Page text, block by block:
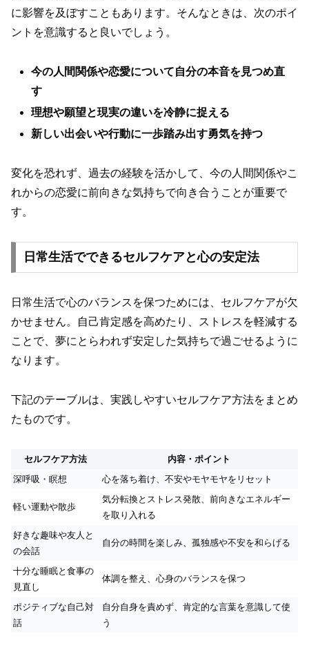
に影響を及ぼすこともあります。そんなときは、次のポイ
ントを意識すると良いでしょう。
今の人間関係や恋愛について自分の本音を見つめ直
す
理想や願望と現実の違いを冷静に捉える
新しい出会いや行動に一歩踏み出す勇気を持つ
変化を恐れず、過去の経験を活かして、今の人間関係やこ
れからの恋愛に前向きな気持ちで向き合うことが重要で
す。
日常生活でできるセルフケアと心の安定法
日常生活で心のバランスを保つためには、セルフケアが欠
かせません。自己肯定感を高めたり、ストレスを軽減する
ことで、夢にとらわれず安定した気持ちで過ごせるように
なります。
下記のテーブルは、実践しやすいセルフケア方法をまとめ
たものです。
セルフケア方法
内容・ポイント
深呼吸・瞑想
心を落ち着け、不安やモヤモヤをリセット
軽い運動や散歩
気分転換とストレス発散、前向きなエネルギー
を取り入れる
好きな趣味や友人と
の会話
自分の時間を楽しみ、孤独感や不安を和らげる
十分な睡眠と食事の
見直し
体調を整え、心身のバランスを保つ
ポジティブな自己対
話
自分自身を責めず、肯定的な言葉を意識して使
う